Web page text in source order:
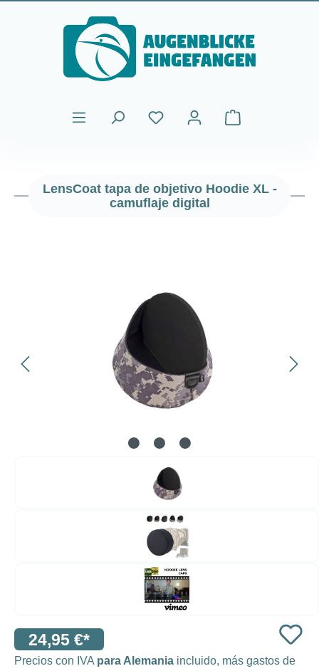
Saltar al contenido principal
El carrito de
LensCoat tapa de objetivo Hoodie XL -
camuflaje digital
24,95 €*
Precios con IVA para Alemania incluido, más gastos de